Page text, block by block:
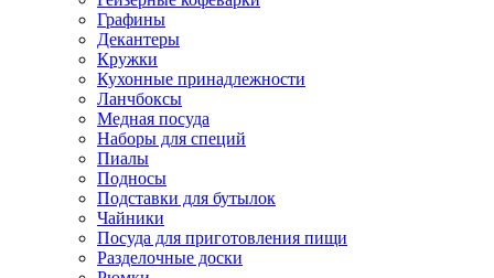
Графины
Декантеры
Кружки
Кухонные принадлежности
Ланчбоксы
Медная посуда
Наборы для специй
Пиалы
Подносы
Подставки для бутылок
Чайники
Посуда для приготовления пищи
Разделочные доски